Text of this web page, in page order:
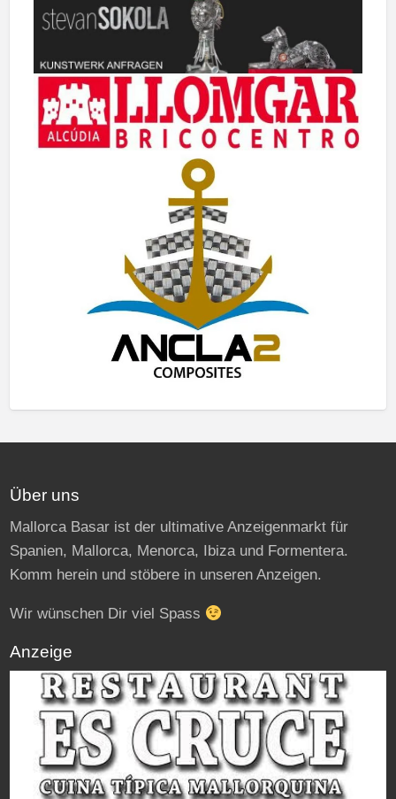
Über uns
Mallorca Basar ist der ultimative Anzeigenmarkt für
Spanien, Mallorca, Menorca, Ibiza und Formentera.
Komm herein und stöbere in unseren Anzeigen.
Wir wünschen Dir viel Spass
Anzeige